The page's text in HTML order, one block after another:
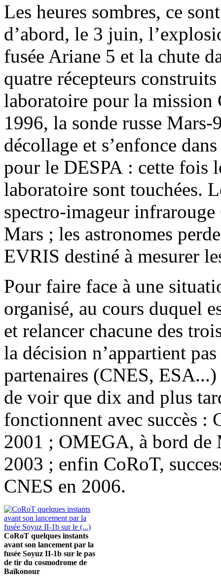
Les heures sombres, ce
d’abord, le 3 juin,
fusée Ariane 5 et la chute
quatre récepteurs
laboratoire pour la mission
1996, la sonde russe Mars-
décollage et s’enfonce
pour le DESPA : cette fois
laboratoire sont touchées.
spectro-imageur
Mars ; les astronomes
EVRIS destiné à mesurer
Pour faire face à une
organisé, au cours duquel
et relancer chacune des
la décision n’appartient
partenaires (CNES,
de voir que dix and plus
fonctionnent avec succès :
2001 ; OMEGA, à bord de
2003 ; enfin CoRoT,
CNES en 2006.
CoRoT quelques instants
avant son lancement par la
fusée Soyuz II-1b sur le pas
de tir du cosmodrome de
Baïkonour